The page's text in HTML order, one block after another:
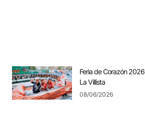
Feria de Corazón
La Villista
08/06/2026